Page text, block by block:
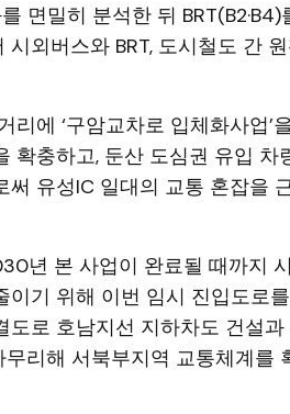
면밀히 분석한 뒤
외버스와 BRT, 도시철도 간
리에 ‘구암교차로 입체화사업’
확충하고, 둔산 도심권 유입 차
써 유성IC 일대의 교통 혼잡을
년 본 사업이 완료될 때까지
기 위해 이번 임시 진입도로
도로 호남지선 지하차도 건설
리해 서북부지역 교통체계를